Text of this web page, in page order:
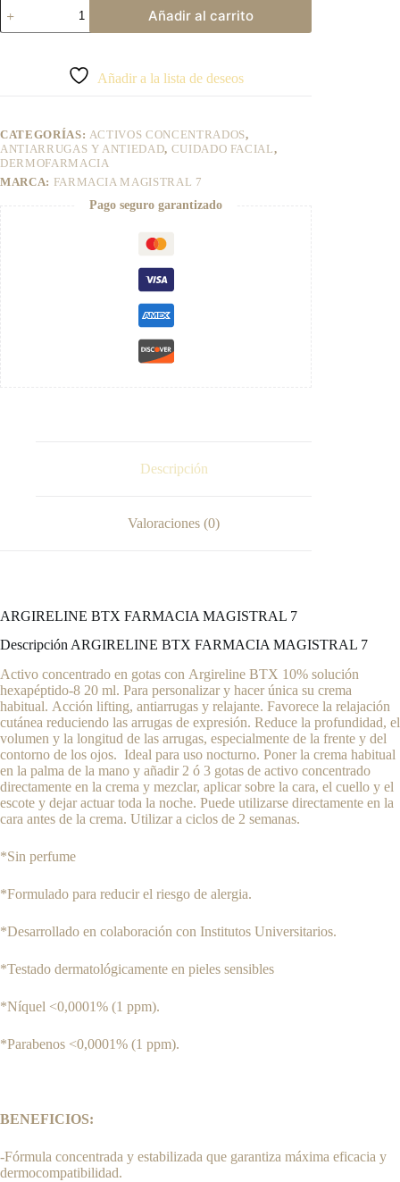
ARGIRELINE
BTX
FARMACIA
Añadir al carrito
a
t
i
v
Añadir a la lista de deseos
CATEGORÍAS: ACTIVOS CONCENTRADOS,
ANTIARRUGAS Y ANTIEDAD, CUIDADO FACIAL,
DERMOFARMACIA
MARCA: FARMACIA MAGISTRAL 7
Pago seguro garantizado
Descripción
Valoraciones (0)
ARGIRELINE BTX FARMACIA MAGISTRAL 7
Descripción ARGIRELINE BTX FARMACIA MAGISTRAL 7
Activo concentrado en gotas con Argireline BTX 10% solución
hexapéptido-8 20 ml. Para personalizar y hacer única su crema
habitual. Acción lifting, antiarrugas y relajante. Favorece la relajación
cutánea reduciendo las arrugas de expresión. Reduce la profundidad, el
volumen y la longitud de las arrugas, especialmente de la frente y del
contorno de los ojos. Ideal para uso nocturno. Poner la crema habitual
en la palma de la mano y añadir 2 ó 3 gotas de activo concentrado
directamente en la crema y mezclar, aplicar sobre la cara, el cuello y el
escote y dejar actuar toda la noche. Puede utilizarse directamente en la
cara antes de la crema. Utilizar a ciclos de 2 semanas.
*Sin perfume
*Formulado para reducir el riesgo de alergia.
*Desarrollado en colaboración con Institutos Universitarios.
*Testado dermatológicamente en pieles sensibles
*Níquel <0,0001% (1 ppm).
*Parabenos <0,0001% (1 ppm).
BENEFICIOS:
-Fórmula concentrada y estabilizada que garantiza máxima eficacia y
dermocompatibilidad.